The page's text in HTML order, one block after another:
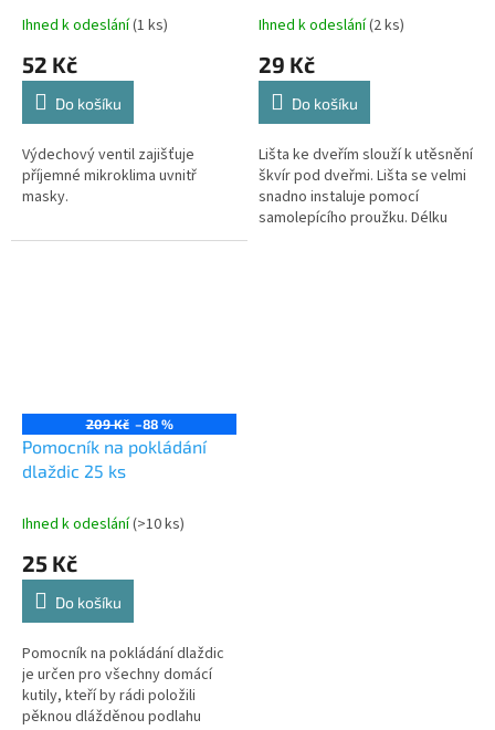
Ihned k odeslání(1 ks)
52 Kč
Do košíku
Výdechový ventil zajišťuje
příjemné mikroklima uvnitř
masky.
Ihned k odeslání(2 ks)
29 Kč
Do košíku
Lišta ke dveřím slouží k utěsnění
škvír pod dveřmi. Lišta se velmi
snadno instaluje pomocí
samolepícího proužku. Délku
209 Kč –88 %
Pomocník na pokládání
dlaždic 25 ks
Ihned k odeslání(>10 ks)
25 Kč
Do košíku
Pomocník na pokládání dlaždic
je určen pro všechny domácí
kutily, kteří by rádi položili
pěknou dlážděnou podlahu